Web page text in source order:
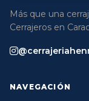
Más que una
Cerrajeros en
NAVEGACIÓN